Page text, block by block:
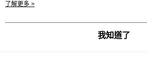
用條款之 Cookie 聲明使用 cookie。
了解更多 >
我知道了